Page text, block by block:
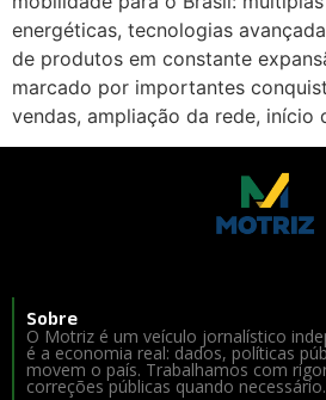
energéticas, tecnologias
de produtos em constante
marcado por importantes
vendas, ampliação da rede,
Sobre
O Motriz é um veículo jornalístico
é a economia real: dados, políticas
movem o país. Trabalhamos com
correções públicas quando necessário.